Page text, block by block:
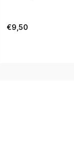
€9,50